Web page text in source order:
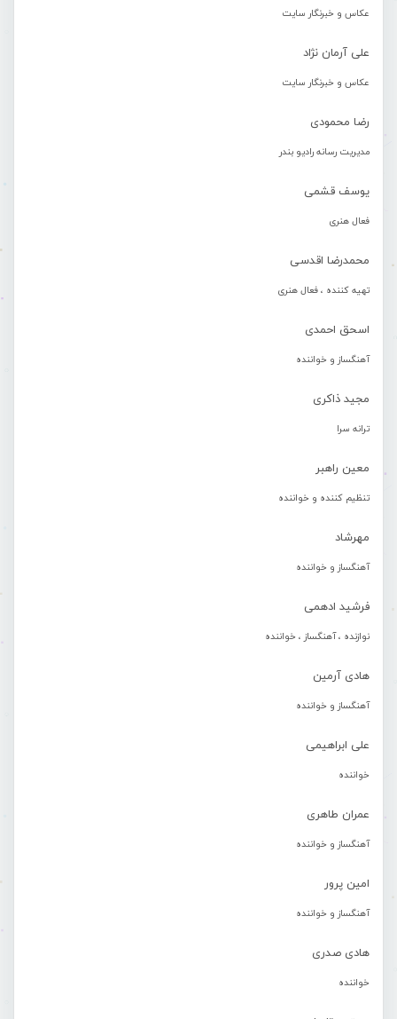
عکاس و خبرنگار سایت
علی آرمان نژاد
عکاس و خبرنگار سایت
رضا محمودی
مدیریت رسانه رادیو بندر
یوسف قشمی
فعال هنری
محمدرضا اقدسی
تهیه کننده ، فعال هنری
اسحق احمدی
آهنگساز و خواننده
مجید ذاکری
ترانه سرا
معین راهبر
تنظیم کننده و خواننده
مهرشاد
آهنگساز و خواننده
فرشید ادهمی
نوازنده ، آهنگساز ، خواننده
هادی آرمین
آهنگساز و خواننده
علی ابراهیمی
خواننده
عمران طاهری
آهنگساز و خواننده
امین پرور
آهنگساز و خواننده
هادی صدری
خواننده